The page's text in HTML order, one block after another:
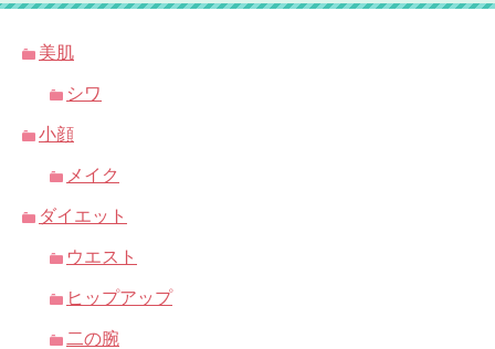
美肌
シワ
小顔
メイク
ダイエット
ウエスト
ヒップアップ
二の腕